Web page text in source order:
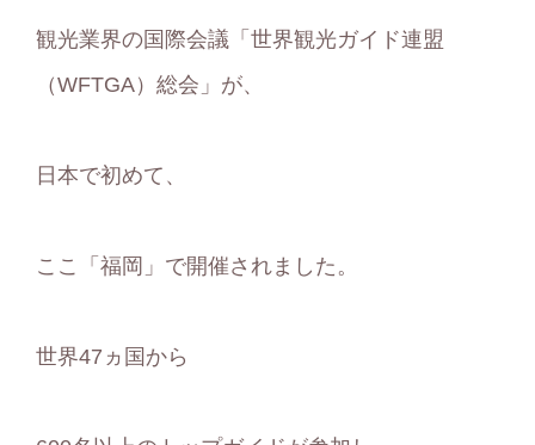
観光業界の国際会議「世界観光ガイド連盟
（WFTGA）総会」が、
日本で初めて、
ここ「福岡」で開催されました。
世界47ヵ国から